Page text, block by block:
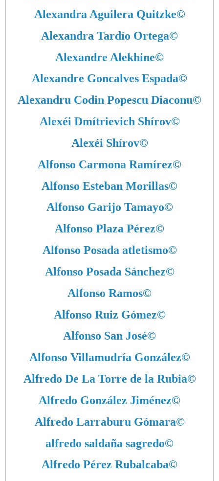
Alexandra Aguilera Quitzke©
Alexandra Tardío Ortega©
Alexandre Alekhine©
Alexandre Goncalves Espada©
Alexandru Codin Popescu Diaconu©
Alexéi Dmítrievich Shírov©
Alexéi Shírov©
Alfonso Carmona Ramírez©
Alfonso Esteban Morillas©
Alfonso Garijo Tamayo©
Alfonso Plaza Pérez©
Alfonso Posada atletismo©
Alfonso Posada Sánchez©
Alfonso Ramos©
Alfonso Ruiz Gómez©
Alfonso San José©
Alfonso Villamudría González©
Alfredo De La Torre de la Rubia©
Alfredo González Jiménez©
Alfredo Larraburu Gómara©
alfredo saldaña sagredo©
Alfredo Pérez Rubalcaba©